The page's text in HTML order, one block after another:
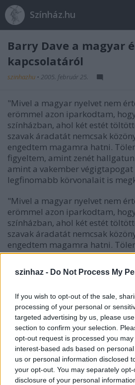
szinhaz - Do Not Process My
If you wish to opt-out of the sale,
processing of your personal or
targeted advertising by us, please
section to confirm your selection.
opt-out request is processed you
interest-based ads based on
us or personal information disclosed
your opt-out. You may separately
disclosure of your personal
Színház.hu
Barry Dave a magyar
kapcsolatáról
szinhazhu • 2005. február 25.
"Mivel a magyar nyelvet nem
erömmel azon iparkodtam,
színházban, ahol két estét
szavak áradatát nemcsak
engedtem magamra hatni.
figyeltem, amint zenét
amint a vakember végigtapogat
legfinomabb körvonalait is
"Mivel a magyar nyelvet nem
erömmel azon iparkodtam,
színházban, ahol két estét
szavak áradatát nemcsak
engedtem magamra hatni.
figyeltem, amint zenét
amint a vakember
legfinomabb körvonalait is
Aztán, mivel jól tudtam, hogy
füzi össze a finn meg a magyar
emlékezetembe idéztem egyik
melyet Helsinkiben tettem, s
vajon ez a nyelvészeti rokonság
én fülemnek érezhetö
vallanom, hogy ilyesmit nem
zenéje külsöleg meröben